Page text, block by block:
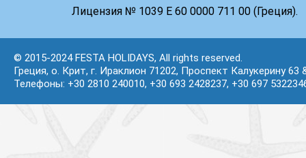
Лицензия № 1039 Е 60 0000 711 00 (Греция).
© 2015-2024 FESTA HOLIDAYS, All rights reserved.
Греция, о. Крит, г. Ираклион 71202, Проспект Калукерину 63
Телефоны: +30 2810 240010, +30 693 2428237, +30 697